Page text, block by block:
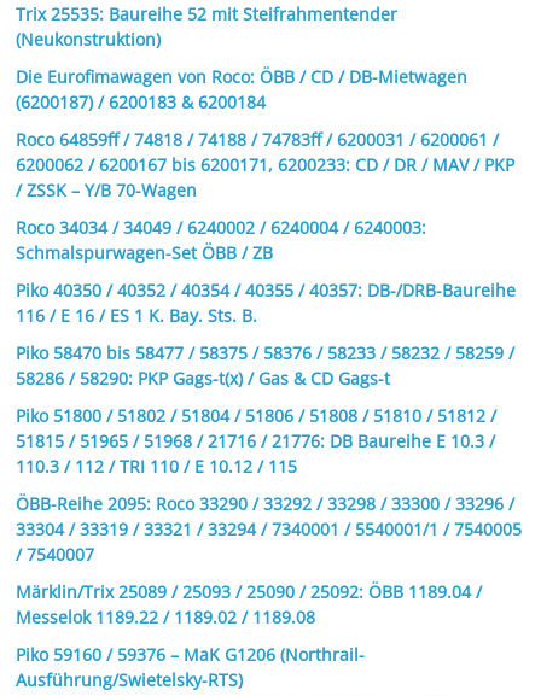
Trix 25535: Baureihe 52 mit Steifrahmentender
(Neukonstruktion)
Die Eurofimawagen von Roco: ÖBB / CD / DB-Mietwagen
(6200187) / 6200183 & 6200184
Roco 64859ff / 74818 / 74188 / 74783ff / 6200031 / 6200061 /
6200062 / 6200167 bis 6200171, 6200233: CD / DR / MAV / PKP
/ ZSSK – Y/B 70-Wagen
Roco 34034 / 34049 / 6240002 / 6240004 / 6240003:
Schmalspurwagen-Set ÖBB / ZB
Piko 40350 / 40352 / 40354 / 40355 / 40357: DB-/DRB-Baureihe
116 / E 16 / ES 1 K. Bay. Sts. B.
Piko 58470 bis 58477 / 58375 / 58376 / 58233 / 58232 / 58259 /
58286 / 58290: PKP Gags-t(x) / Gas & CD Gags-t
Piko 51800 / 51802 / 51804 / 51806 / 51808 / 51810 / 51812 /
51815 / 51965 / 51968 / 21716 / 21776: DB Baureihe E 10.3 /
110.3 / 112 / TRI 110 / E 10.12 / 115
ÖBB-Reihe 2095: Roco 33290 / 33292 / 33298 / 33300 / 33296 /
33304 / 33319 / 33321 / 33294 / 7340001 / 5540001/1 / 7540005
/ 7540007
Märklin/Trix 25089 / 25093 / 25090 / 25092: ÖBB 1189.04 /
Messelok 1189.22 / 1189.02 / 1189.08
Piko 59160 / 59376 – MaK G1206 (Northrail-
Ausführung/Swietelsky-RTS)